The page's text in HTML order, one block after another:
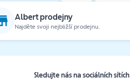
Albert prodejny
Najděte svoji nejbližší prodejnu.
Sledujte nás na sociálních sítích